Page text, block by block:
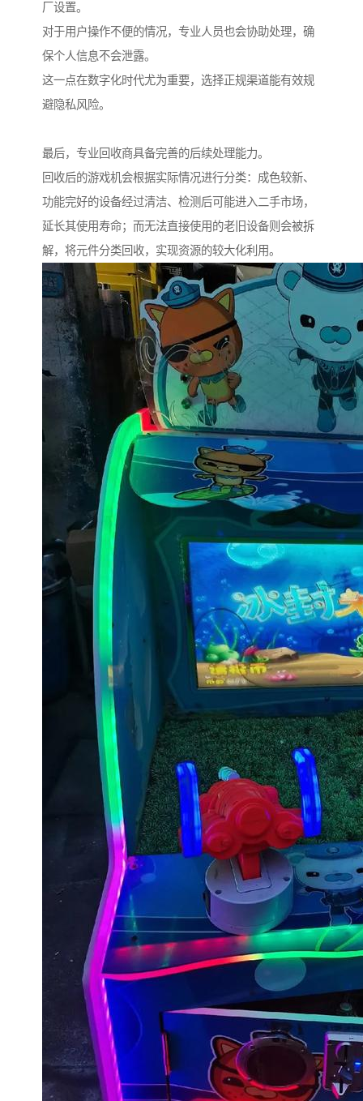
厂设置。
对于用户操作不便的情况，专业人员也会协助处理，确
保个人信息不会泄露。
这一点在数字化时代尤为重要，选择正规渠道能有效规
避隐私风险。
最后，专业回收商具备完善的后续处理能力。
回收后的游戏机会根据实际情况进行分类：成色较新、
功能完好的设备经过清洁、检测后可能进入二手市场，
延长其使用寿命；而无法直接使用的老旧设备则会被拆
解，将元件分类回收，实现资源的较大化利用。